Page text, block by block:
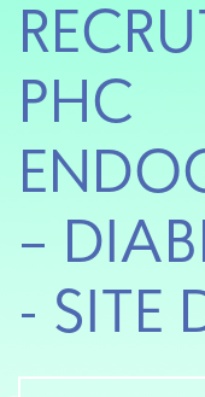
PHC
–
- SITE